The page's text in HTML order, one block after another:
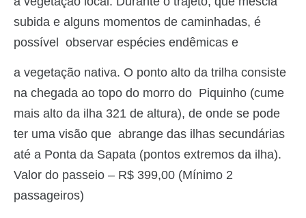
subida e alguns momentos de caminhadas, é
possível observar espécies endêmicas e
a vegetação nativa. O ponto alto da trilha consiste
na chegada ao topo do morro do Piquinho (cume
mais alto da ilha 321 de altura), de onde se pode
ter uma visão que abrange das ilhas secundárias
até a Ponta da Sapata (pontos extremos da ilha).
Valor do passeio – R$ 399,00 (Mínimo 2
passageiros)